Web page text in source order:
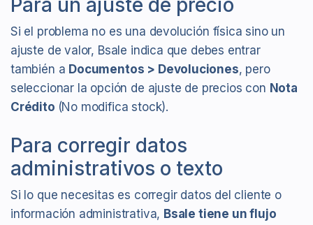
Para un ajuste de precio
Si el problema no es una devolución física sino un
ajuste de valor, Bsale indica que debes entrar
también a Documentos > Devoluciones, pero
seleccionar la opción de ajuste de precios con Nota
Crédito (No modifica stock).
Para corregir datos
administrativos o texto
Si lo que necesitas es corregir datos del cliente o
información administrativa, Bsale tiene un flujo